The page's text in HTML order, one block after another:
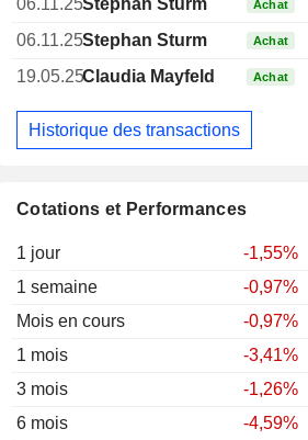
Cotations et Performances
1 jour
-1,55%
1 semaine
-0,97%
Mois en cours
-0,97%
1 mois
-3,41%
3 mois
-1,26%
6 mois
-4,59%
06.11.25Stephan Sturm Achat
06.11.25Stephan Sturm Achat
19.05.25Claudia Mayfeld Achat
Historique des transactions